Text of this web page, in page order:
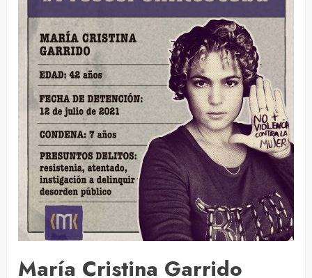
María Cristina Garrido